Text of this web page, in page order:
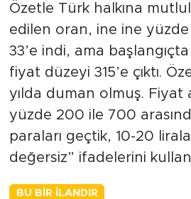
Özetle Türk halkına
edilen oran, ine ine
33’e indi, ama
fiyat düzeyi 315’e çıktı.
yılda duman olmuş. Fiyat
yüzde 200 ile 700
paraları geçtik, 10-20
değersiz” ifadelerini
BU BIR İLANDIR